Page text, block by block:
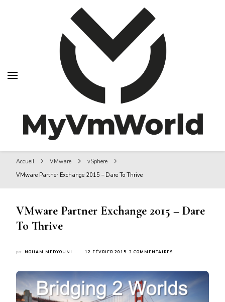
MyVMworld
MyVMworld
Accueil VMware
vSphere
VMware Partner Exchange 2015 – Dare To Thrive
VMware Partner Exchange 2015 – Dare
To Thrive
par NOHAM MEDYOUNI 12 FÉVRIER 2015 3 COMMENTAIRES
EXCHANGE
2015
–
DARE